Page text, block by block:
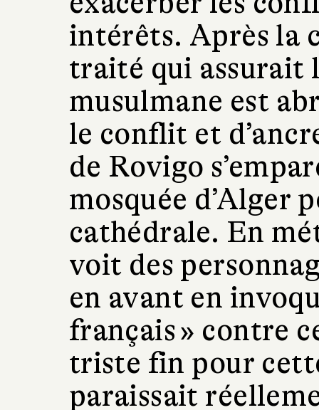
intérêts. Après la
traité qui assurait
musulmane est
le conflit et
de Rovigo
mosquée d’Alger
cathédrale. En
voit des
en avant en
français » contre
triste fin pour
paraissait